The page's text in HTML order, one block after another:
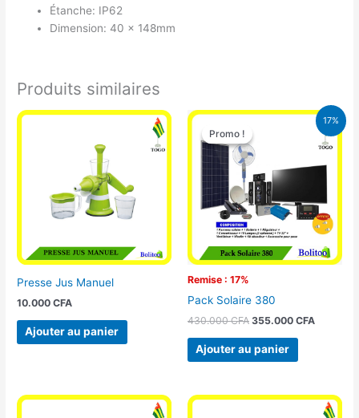
Étanche: IP62
Dimension: 40 x 148mm
Produits similaires
Presse Jus Manuel
10.000CFA
Ajouter au panier
17%
Promo !
Remise : 17%
Promo !
Pack Solaire 380
430.000CFA
Le
initial
était :
430.000 CFA.
355.000 CFA
Le
prix
actuel
355.000
Ajouter au panier